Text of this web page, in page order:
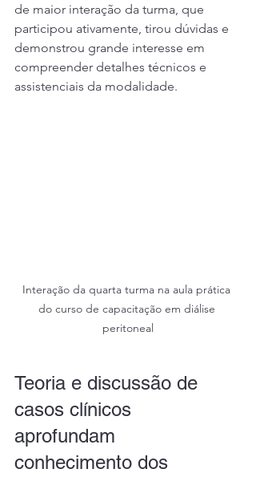
de maior interação da turma, que
participou ativamente, tirou dúvidas e
demonstrou grande interesse em
compreender detalhes técnicos e
assistenciais da modalidade.
Interação da quarta turma na aula prática
do curso de capacitação em diálise
peritoneal
Teoria e discussão de
casos clínicos
aprofundam
conhecimento dos